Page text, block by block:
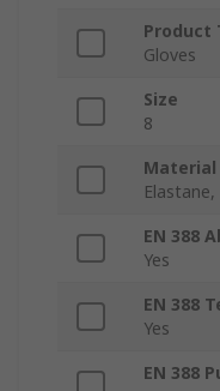
Product
Gloves
Size
8
Material
EN 388
Yes
EN 388
Yes
EN 388